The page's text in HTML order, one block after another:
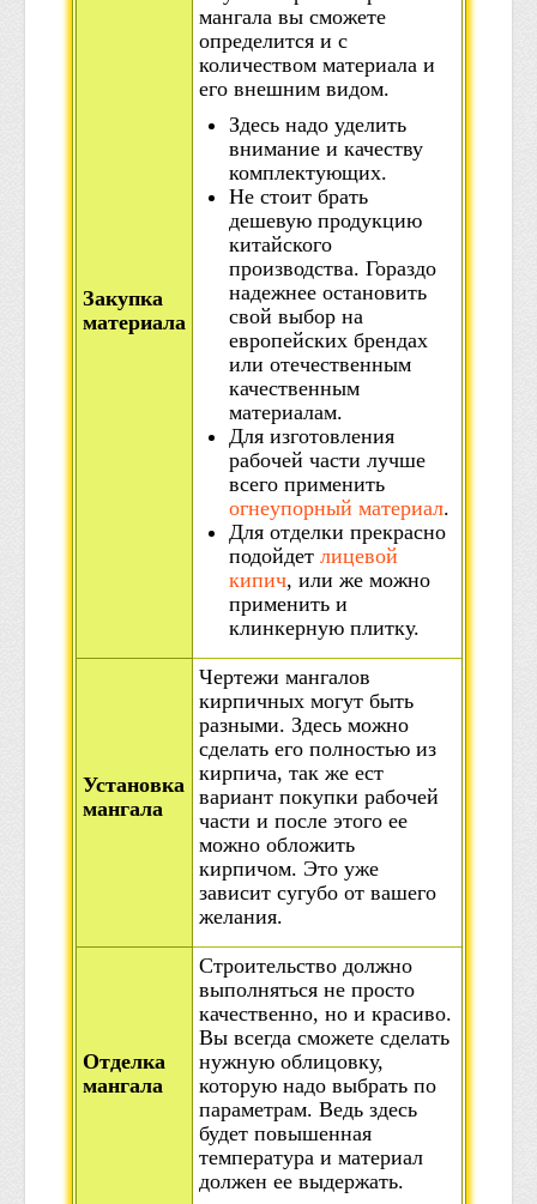
Закупка
материала
мангала вы сможете
определится и с
количеством материала и
его внешним видом.
Здесь надо уделить
внимание и качеству
комплектующих.
Не стоит брать
дешевую продукцию
китайского
производства. Гораздо
надежнее остановить
свой выбор на
европейских брендах
или отечественным
качественным
материалам.
Для изготовления
рабочей части лучше
всего применить
огнеупорный материал.
Для отделки прекрасно
подойдет лицевой
кипич, или же можно
применить и
клинкерную плитку.
Установка
мангала
Чертежи мангалов
кирпичных могут быть
разными. Здесь можно
сделать его полностью из
кирпича, так же ест
вариант покупки рабочей
части и после этого ее
можно обложить
кирпичом. Это уже
зависит сугубо от вашего
желания.
Отделка
мангала
Строительство должно
выполняться не просто
качественно, но и красиво.
Вы всегда сможете сделать
нужную облицовку,
которую надо выбрать по
параметрам. Ведь здесь
будет повышенная
температура и материал
должен ее выдержать.